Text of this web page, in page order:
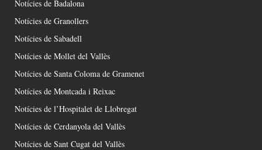
Notícies de Badalona
Notícies de Granollers
Notícies de Sabadell
Notícies de Mollet del Vallès
Notícies de Santa Coloma de Gramenet
Notícies de Montcada i Reixac
Notícies de l’Hospitalet de Llobregat
Notícies de Cerdanyola del Vallès
Notícies de Sant Cugat del Vallès